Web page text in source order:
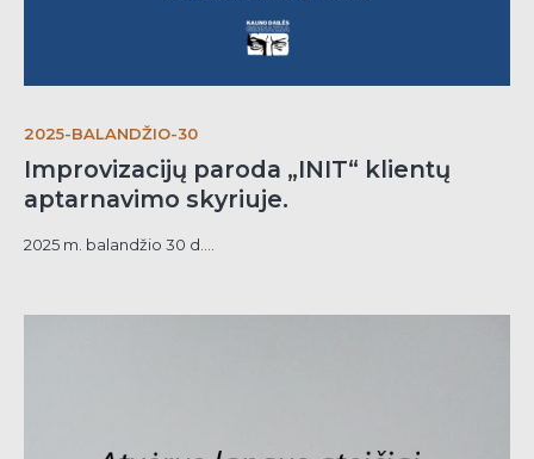
2025-BALANDŽIO-30
Improvizacijų paroda „INIT“ klientų
aptarnavimo skyriuje.
2025 m. balandžio 30 d....